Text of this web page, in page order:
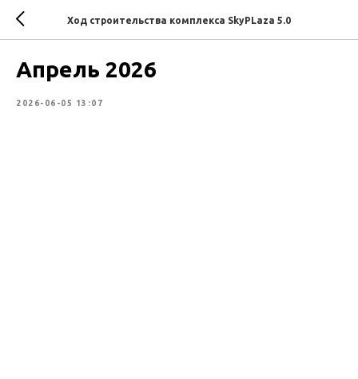
Ход строительства комплекса SkyPLaza 5.0
Апрель 2026
2026-06-05 13:07